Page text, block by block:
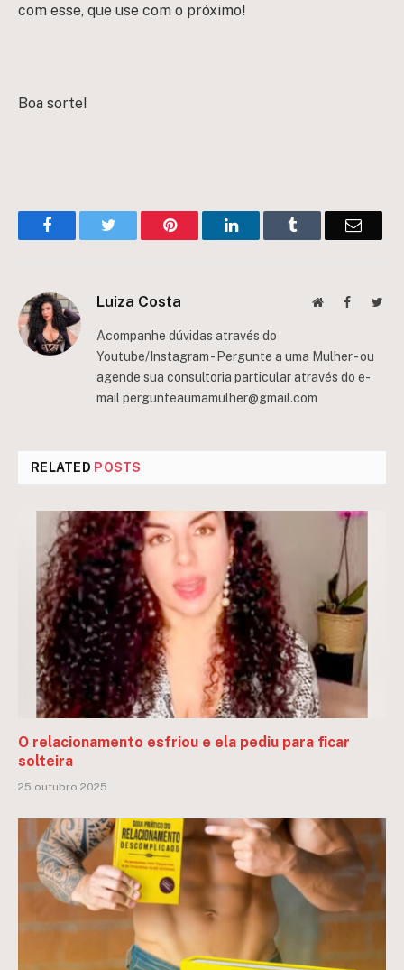
com esse, que use com o próximo!
Boa sorte!
FacebookTwitter Pinterest LinkedInTumblr Email
Luiza Costa WebsiteFacebook
Acompanhe dúvidas através do
Youtube/Instagram - Pergunte a uma Mulher - ou
agende sua consultoria particular através do e-
mailpergunteaumamulher@gmail.com
RELATED POSTS
O relacionamento esfriou e ela pediu para ficar
solteira
25 outubro 2025